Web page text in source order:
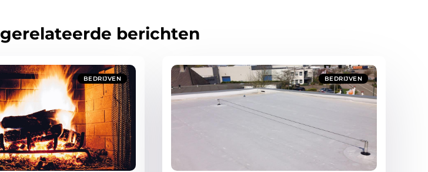
gerelateerde berichten
BEDRIJVEN BEDRIJVEN